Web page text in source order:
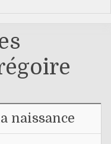
naissance